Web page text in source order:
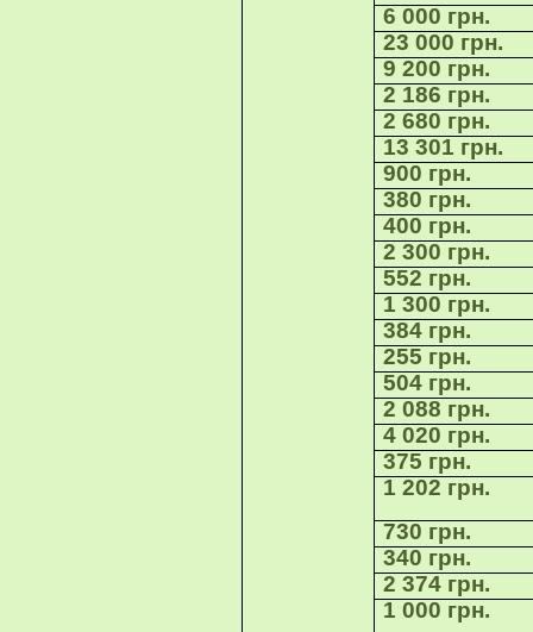
6 000 грн.
23 000 грн.
9 200 грн.
2 186 грн.
2 680 грн.
13 301 грн.
900 грн.
380 грн.
400 грн.
2 300 грн.
552 грн.
1 300 грн.
384 грн.
255 грн.
504 грн.
2 088 грн.
4 020 грн.
375 грн.
1 202 грн.
730 грн.
340 грн.
2 374 грн.
1 000 грн.